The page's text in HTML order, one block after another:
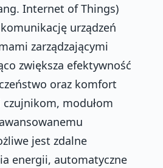
Internet of Things)
urządzeń
zarządzającymi
zwiększa efektywność
oraz komfort
modułom
jest zdalne
energii, automatyczne